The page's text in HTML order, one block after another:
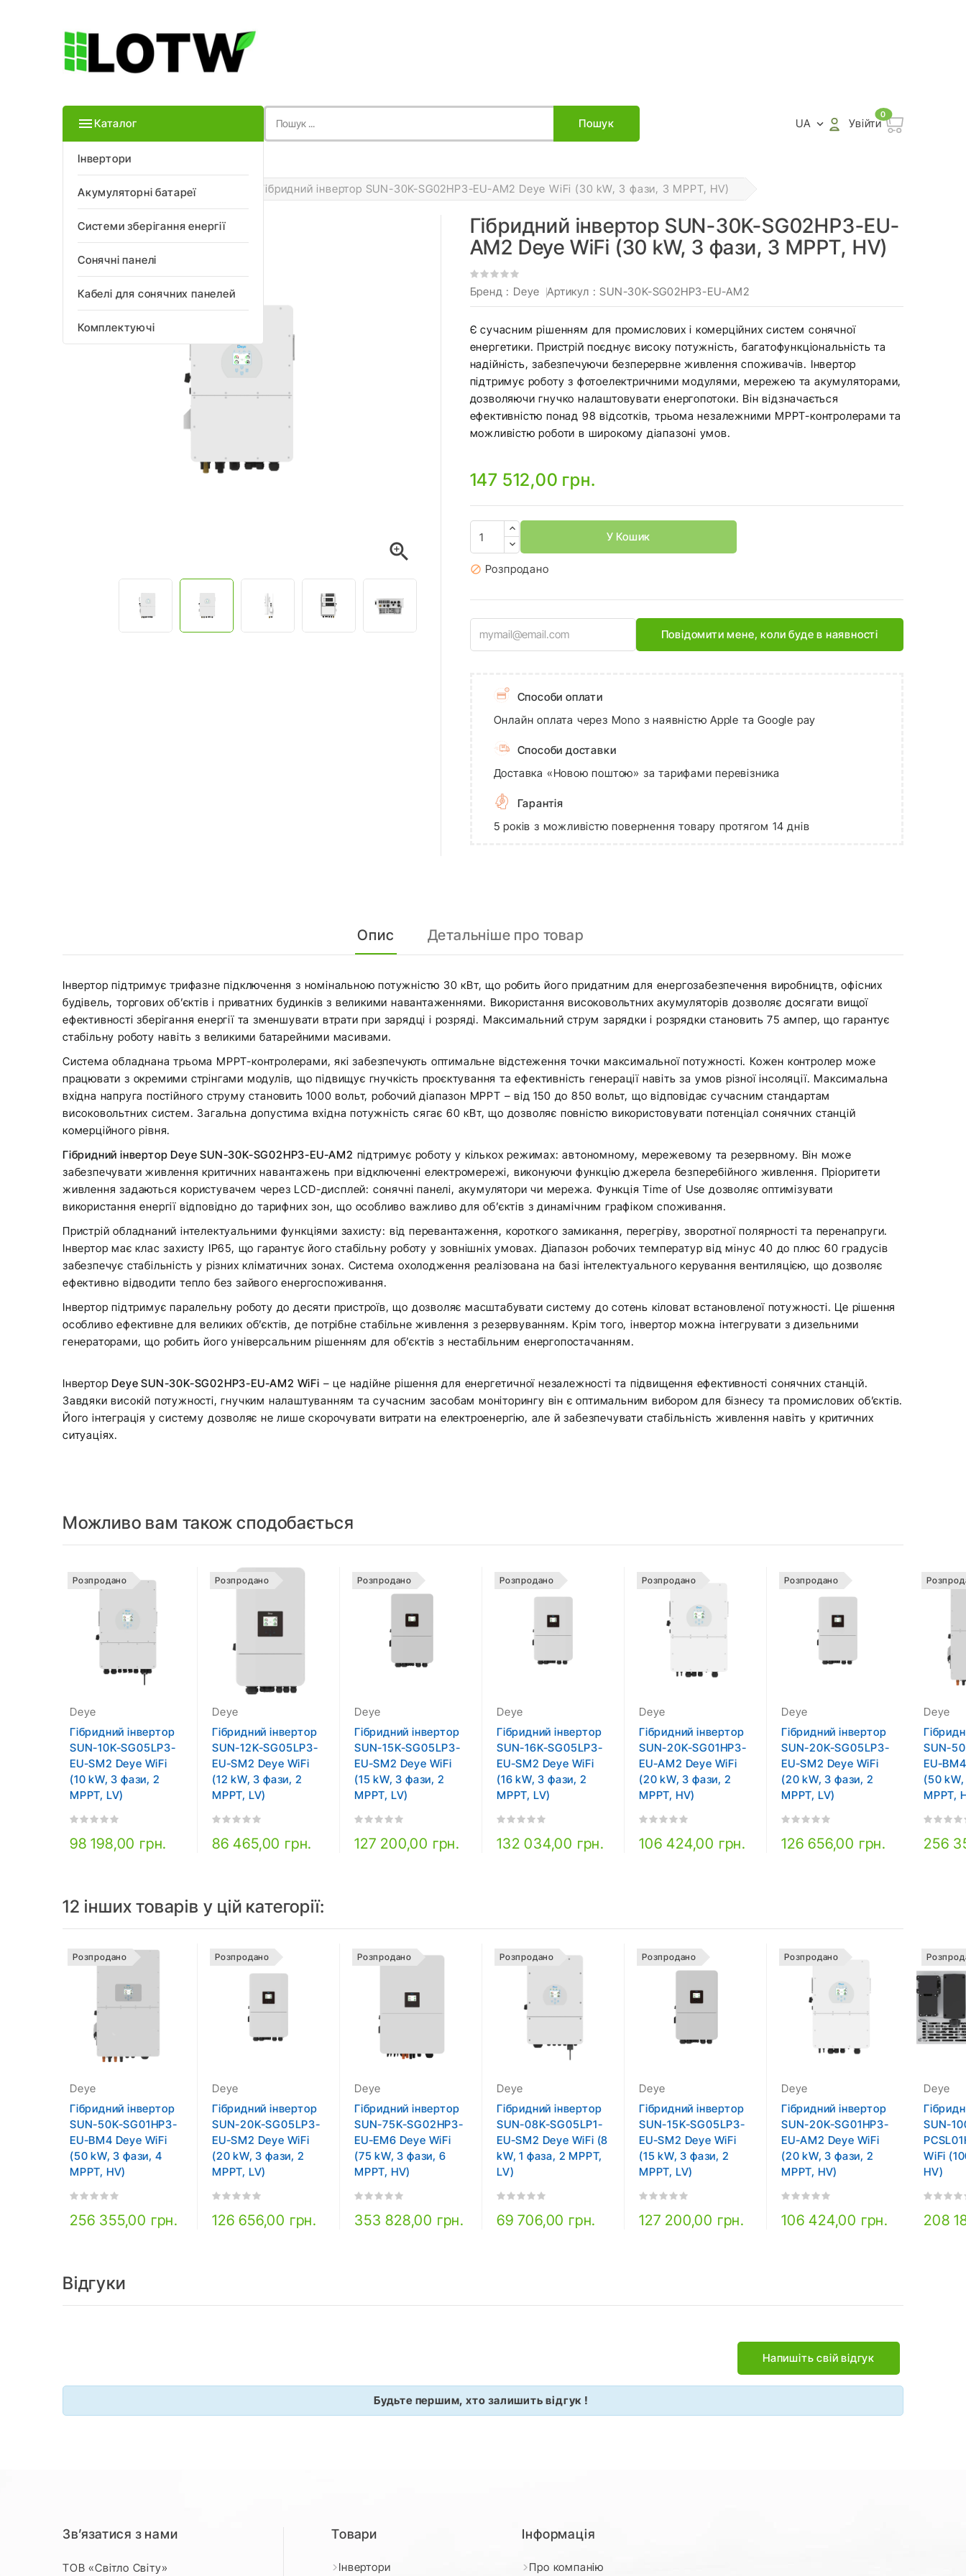
Каталог
Інвертори
Акумуляторні батареї
Системи зберігання енергії
Сонячні панелі
Кабелі для сонячних панелей
Комплектуючі
Пошук UA  Увійти
0
Головна Інвертори Гібридний інвертор SUN-30K-SG02HP3-EU-AM2 Deye WiFi (30 kW, 3 фази, 3 MPPT, HV)

Гібридний інвертор SUN-30K-SG02HP3-EU-
AM2 Deye WiFi (30 kW, 3 фази, 3 MPPT, HV)
Бренд : Deye Артикул : SUN-30K-SG02HP3-EU-AM2
Є сучасним рішенням для промислових і комерційних систем сонячної
енергетики. Пристрій поєднує високу потужність, багатофункціональність та
надійність, забезпечуючи безперервне живлення споживачів. Інвертор
підтримує роботу з фотоелектричними модулями, мережею та акумуляторами,
дозволяючи гнучко налаштовувати енергопотоки. Він відзначається
ефективністю понад 98 відсотків, трьома незалежними MPPT-контролерами та
можливістю роботи в широкому діапазоні умов.
147 512,00 грн.
У Кошик
 Розпродано
Повідомити мене, коли буде в наявності
Способи оплати
Онлайн оплата через Mono з наявністю Apple та Google pay
Способи доставки
Доставка «Новою поштою» за тарифами перевізника
Гарантія
5 років з можливістю повернення товару протягом 14 днів
Опис Детальніше про товар
Інвертор підтримує трифазне підключення з номінальною потужністю 30 кВт, що робить його придатним для енергозабезпечення виробництв, офісних
будівель, торгових об’єктів і приватних будинків з великими навантаженнями. Використання високовольтних акумуляторів дозволяє досягати вищої
ефективності зберігання енергії та зменшувати втрати при зарядці і розряді. Максимальний струм зарядки і розрядки становить 75 ампер, що гарантує
стабільну роботу навіть з великими батарейними масивами.
Система обладнана трьома MPPT-контролерами, які забезпечують оптимальне відстеження точки максимальної потужності. Кожен контролер може
працювати з окремими стрінгами модулів, що підвищує гнучкість проєктування та ефективність генерації навіть за умов різної інсоляції. Максимальна
вхідна напруга постійного струму становить 1000 вольт, робочий діапазон МРРТ – від 150 до 850 вольт, що відповідає сучасним стандартам
високовольтних систем. Загальна допустима вхідна потужність сягає 60 кВт, що дозволяє повністю використовувати потенціал сонячних станцій
комерційного рівня.
Гібридний інвертор Deye SUN-30K-SG02HP3-EU-AM2 підтримує роботу у кількох режимах: автономному, мережевому та резервному. Він може
забезпечувати живлення критичних навантажень при відключенні електромережі, виконуючи функцію джерела безперебійного живлення. Пріоритети
живлення задаються користувачем через LCD-дисплей: сонячні панелі, акумулятори чи мережа. Функція Time of Use дозволяє оптимізувати
використання енергії відповідно до тарифних зон, що особливо важливо для об’єктів з динамічним графіком споживання.
Пристрій обладнаний інтелектуальними функціями захисту: від перевантаження, короткого замикання, перегріву, зворотної полярності та перенапруги.
Інвертор має клас захисту IP65, що гарантує його стабільну роботу у зовнішніх умовах. Діапазон робочих температур від мінус 40 до плюс 60 градусів
забезпечує стабільність у різних кліматичних зонах. Система охолодження реалізована на базі інтелектуального керування вентиляцією, що дозволяє
ефективно відводити тепло без зайвого енергоспоживання.
Інвертор підтримує паралельну роботу до десяти пристроїв, що дозволяє масштабувати систему до сотень кіловат встановленої потужності. Це рішення
особливо ефективне для великих об’єктів, де потрібне стабільне живлення з резервуванням. Крім того, інвертор можна інтегрувати з дизельними
генераторами, що робить його універсальним рішенням для об’єктів з нестабільним енергопостачанням.
ІнверторDeye SUN-30K-SG02HP3-EU-AM2 WiFi – це надійне рішення для енергетичної незалежності та підвищення ефективності сонячних станцій.
Завдяки високій потужності, гнучким налаштуванням та сучасним засобам моніторингу він є оптимальним вибором для бізнесу та промислових об’єктів.
Його інтеграція у систему дозволяє не лише скорочувати витрати на електроенергію, але й забезпечувати стабільність живлення навіть у критичних
ситуаціях.
Можливо вам також сподобається
Розпродано
Deye
Гібридний інвертор
SUN-10K-SG05LP3-
EU-SM2 Deye WiFi
(10 kW, 3 фази, 2
MPPT, LV)
98 198,00 грн.
Розпродано
Deye
Гібридний інвертор
SUN-12K-SG05LP3-
EU-SM2 Deye WiFi
(12 kW, 3 фази, 2
MPPT, LV)
86 465,00 грн.
Розпродано
Deye
Гібридний інвертор
SUN-15K-SG05LP3-
EU-SM2 Deye WiFi
(15 kW, 3 фази, 2
MPPT, LV)
127 200,00 грн.
Розпродано
Deye
Гібридний інвертор
SUN-16K-SG05LP3-
EU-SM2 Deye WiFi
(16 kW, 3 фази, 2
MPPT, LV)
132 034,00 грн.
Розпродано
Deye
Гібридний інвертор
SUN-20K-SG01HP3-
EU-AM2 Deye WiFi
(20 kW, 3 фази, 2
MPPT, HV)
106 424,00 грн.
Розпродано
Deye
Гібридний інвертор
SUN-20K-SG05LP3-
EU-SM2 Deye WiFi
(20 kW, 3 фази, 2
MPPT, LV)
126 656,00 грн.
Deye
SUN-
EU-
(50
MPPT,
256
12 інших товарів у цій категорії:
Розпродано
Deye
Гібридний інвертор
SUN-50K-SG01HP3-
EU-BM4 Deye WiFi
(50 kW, 3 фази, 4
MPPT, HV)
256 355,00 грн.
Розпродано
Deye
Гібридний інвертор
SUN-20K-SG05LP3-
EU-SM2 Deye WiFi
(20 kW, 3 фази, 2
MPPT, LV)
126 656,00 грн.
Розпродано
Deye
Гібридний інвертор
SUN-75K-SG02HP3-
EU-EM6 Deye WiFi
(75 kW, 3 фази, 6
MPPT, HV)
353 828,00 грн.
Розпродано
Deye
Гібридний інвертор
SUN-08K-SG05LP1-
EU-SM2 Deye WiFi (8
kW, 1 фаза, 2 MPPT,
LV)
69 706,00 грн.
Розпродано
Deye
Гібридний інвертор
SUN-15K-SG05LP3-
EU-SM2 Deye WiFi
(15 kW, 3 фази, 2
MPPT, LV)
127 200,00 грн.
Розпродано
Deye
Гібридний інвертор
SUN-20K-SG01HP3-
EU-AM2 Deye WiFi
(20 kW, 3 фази, 2
MPPT, HV)
106 424,00 грн.
Deye
SUN-
WiFi
HV)
208
Відгуки
Напишіть свій відгук
Будьте першим, хто залишить відгук !
Зв’язатися з нами
ТОВ «Світло Світу»
Товари
Інвертори
Інформація
Про компанію